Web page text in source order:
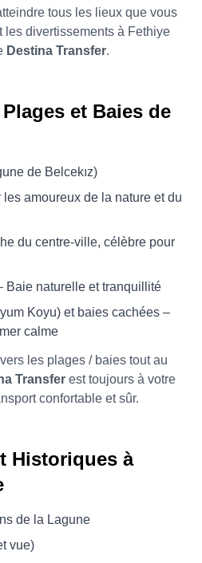
tous les lieux que vous
les divertissements à Fethiye
Destina Transfer.
et Baies de
de Belcekız)
amoureux de la nature et du
du centre-ville, célèbre pour
Baie naturelle et tranquillité
Koyu) et baies cachées –
calme
les plages / baies tout au
Transfer est toujours à votre
confortable et sûr.
Historiques à
de la Lagune
vue)